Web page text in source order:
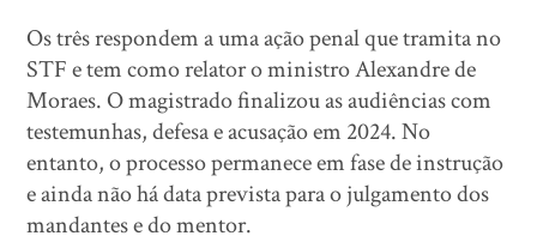
Os três respondem a uma ação penal que tramita no
STF e tem como relator o ministro Alexandre de
Moraes. O magistrado finalizou as audiências com
testemunhas, defesa e acusação em 2024. No
entanto, o processo permanece em fase de instrução
e ainda não há data prevista para o julgamento dos
mandantes e do mentor.